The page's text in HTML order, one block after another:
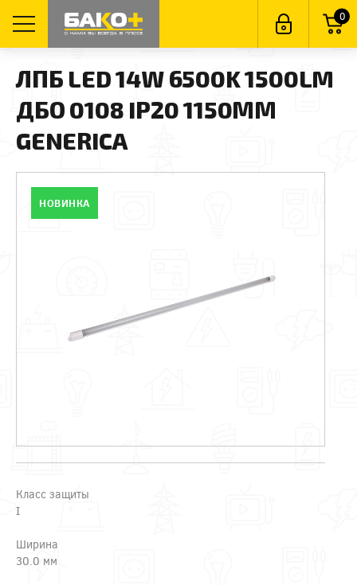
0
ЛПБ LED 14W 6500K 1500LM
ДБО 0108 IP20 1150ММ
GENERICA
НОВИНКА
Класс защиты
I
Ширина
30.0 мм